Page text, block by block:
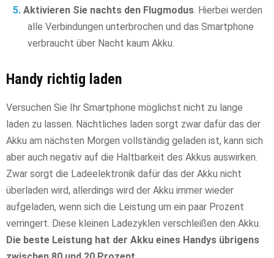
Aktivieren Sie nachts den Flugmodus . Hierbei werden
alle Verbindungen unterbrochen und das Smartphone
verbraucht über Nacht kaum Akku.
Handy richtig laden
Versuchen Sie Ihr Smartphone möglichst nicht zu lange
laden zu lassen. Nächtliches laden sorgt zwar dafür das der
Akku am nächsten Morgen vollständig geladen ist, kann sich
aber auch negativ auf die Haltbarkeit des Akkus auswirken.
Zwar sorgt die Ladeelektronik dafür das der Akku nicht
überladen wird, allerdings wird der Akku immer wieder
aufgeladen, wenn sich die Leistung um ein paar Prozent
verringert. Diese kleinen Ladezyklen verschleißen den Akku.
Die beste Leistung hat der Akku eines Handys übrigens